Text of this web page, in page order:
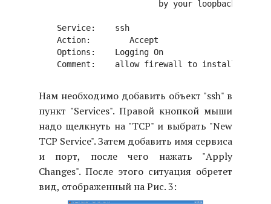
by your loopback
Service:    ssh
Action:        Accept
Options:    Logging On
Нам необходимо добавить объект "ssh" в
пункт "Services". Правой кнопкой мыши
надо щелкнуть на "TCP" и выбрать "New
TCP Service". Затем добавить имя сервиса
и порт, после чего нажать "Apply
Changes". После этого ситуация обретет
вид, отображенный на Рис. 3: